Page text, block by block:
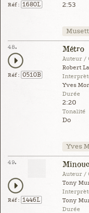
Réf : 1680L
2:53
48.
Réf : 0510B
Métro
Auteur /
Robert
Yves
Durée
2:20
Tonalité
Do
Yves
49.
Réf : 1446L
Auteur /
Tony
Tony
Durée